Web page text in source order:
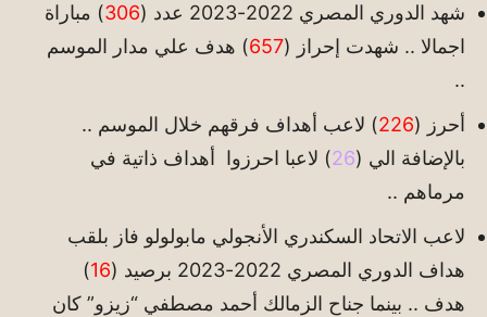
شهد الدوري المصري 2022-2023 عدد ( 306) مباراة
اجمالا .. شهدت إحراز (657) هدف علي مدار الموسم
..
أحرز (226) لاعب أهداف فرقهم خلال الموسم ..
بالإضافة الي (26) لاعبا احرزوا أهداف ذاتية في
مرماهم ..
لاعب الاتحاد السكندري الأنجولي مابولولو فاز بلقب
هداف الدوري المصري 2022-2023 برصيد (
16
)
هدف .. بينما جناح الزمالك أحمد مصطفي “زيزو” كان